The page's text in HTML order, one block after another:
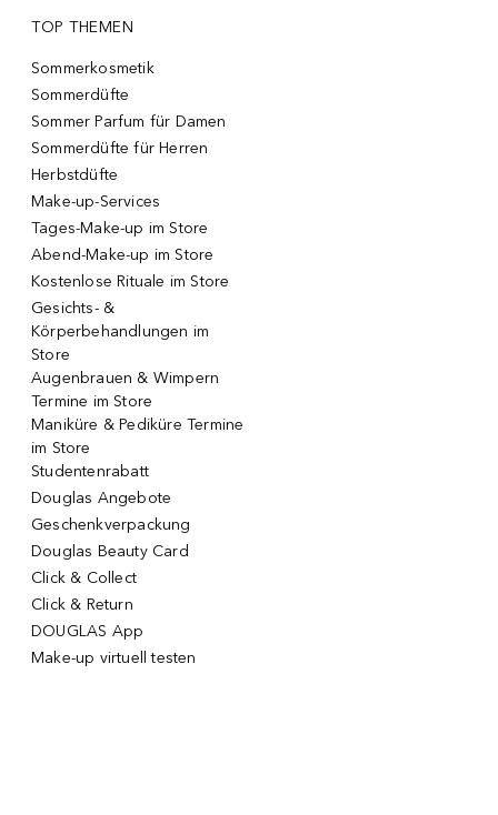
TOP THEMEN
Sommerkosmetik
Sommerdüfte
Sommer Parfum für Damen
Sommerdüfte für Herren
Herbstdüfte
Make-up-Services
Tages-Make-up im Store
Abend-Make-up im Store
Kostenlose Rituale im Store
Gesichts- &
Körperbehandlungen im
Store
Augenbrauen & Wimpern
Termine im Store
Maniküre & Pediküre Termine
im Store
Studentenrabatt
Douglas Angebote
Geschenkverpackung
Douglas Beauty Card
Click & Collect
Click & Return
DOUGLAS App
Make-up virtuell testen